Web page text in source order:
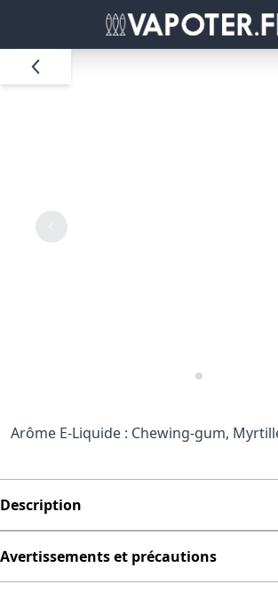
Arôme E-Liquide : Chewing-gum,
Description
Avertissements et précautions